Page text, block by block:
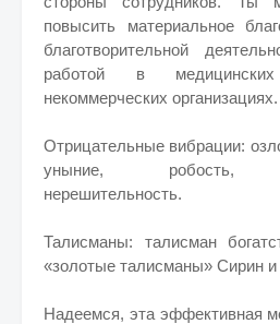
повысить материальное
благотворительной
работой в
некоммерческих организациях.
Отрицательные вибрации:
уныние, робость,
нерешительность.
Талисманы: талисман
«золотые талисманы» Сирин
Надеемся, эта эффективная